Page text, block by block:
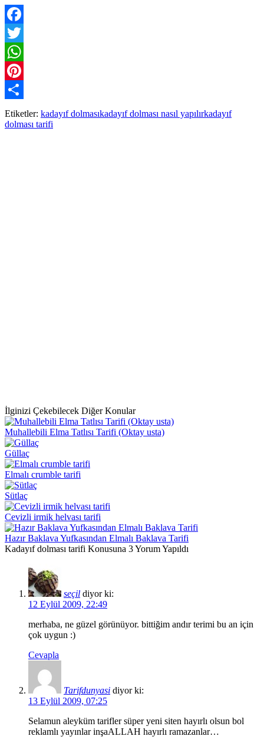
Facebook
Twitter
WhatsApp
Pinterest
Paylaş
Etiketler: kadayıf dolmasıkadayıf dolması nasıl yapılırkadayıf
dolması tarifi
İlginizi Çekebilecek Diğer Konular
Muhallebili Elma Tatlısı Tarifi (Oktay usta)
Güllaç
Elmalı crumble tarifi
Sütlaç
Cevizli irmik helvası tarifi
Hazır Baklava Yufkasından Elmalı Baklava Tarifi
Kadayıf dolması tarifi Konusuna 3 Yorum Yapıldı
seçil diyor ki:
12 Eylül 2009, 22:49
merhaba, ne güzel görünüyor. bittiğim andır terimi bu an için
çok uygun :)
Cevapla
Tarifdunyasi diyor ki:
13 Eylül 2009, 07:25
Selamun aleyküm tarifler süper yeni siten hayırlı olsun bol
reklamlı yayınlar inşaALLAH hayırlı ramazanlar…